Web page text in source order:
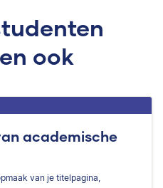
ook
academische
van je titelpagina,